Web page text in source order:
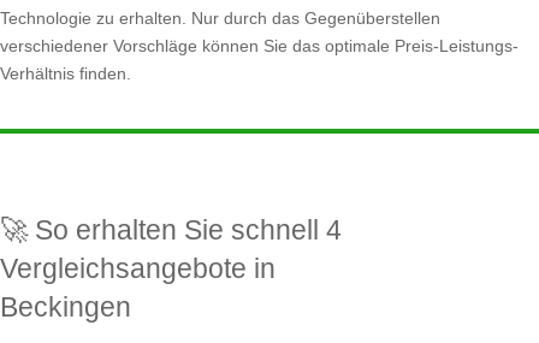
Technologie zu erhalten. Nur durch das Gegenüberstellen
verschiedener Vorschläge können Sie das optimale Preis-Leistungs-
Verhältnis finden.
🚀 So erhalten Sie schnell 4
Vergleichsangebote in
Beckingen